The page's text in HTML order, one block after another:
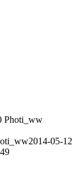
Photi_ww
2014-05-12